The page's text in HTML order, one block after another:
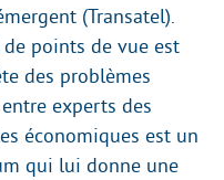
(Transatel).
de points de vue est
des problèmes
experts des
économiques est un
qui lui donne une